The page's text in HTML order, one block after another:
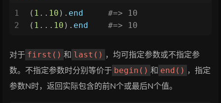
1
2
( 1 .. 10 ). end
#=> 10
( 1 ... 10 ). end #=> 10
对于 first() 和 last()
，均可指定参数或不指定参
数。不指定参数时分别等价于 begin() 和 end()
，指定
参数N时，返回实际包含的前N个或最后N个值。